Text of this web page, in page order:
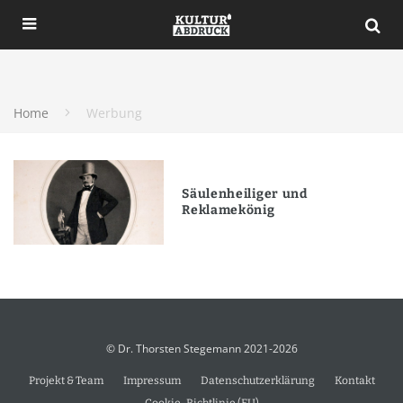
Home Werbung
Säulenheiliger und
Reklamekönig
© Dr. Thorsten Stegemann 2021-2026
Projekt & Team Impressum Datenschutzerklärung
Kontakt